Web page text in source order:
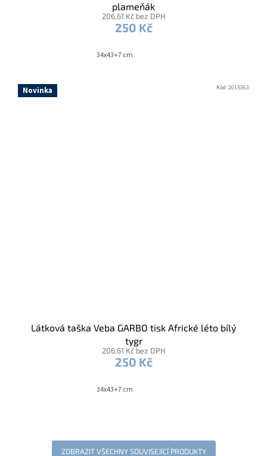
plameňák
206,61 Kč bez DPH
250 Kč
34x43+7 cm
Novinka
Látková taška Veba GARBO tisk Africké léto bílý
tygr
206,61 Kč bez DPH
250 Kč
34x43+7 cm
Kód:2015363
ZOBRAZIT VŠECHNY SOUVISEJÍCÍ PRODUKTY